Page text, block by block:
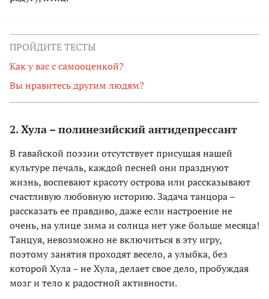
ПРОЙДИТЕ ТЕСТЫ
Как у вас с самооценкой?
Вы нравитесь другим людям?
2. Хула – полинезийский антидепрессант
В гавайской поэзии отсутствует присущая нашей
культуре печаль, каждой песней они празднуют
жизнь, воспевают красоту острова или рассказывают
счастливую любовную историю. Задача танцора –
рассказать ее правдиво, даже если настроение не
очень, на улице зима и солнца нет уже больше месяца!
Танцуя, невозможно не включиться в эту игру,
поэтому занятия проходят весело, а улыбка, без
которой Хула – не Хула, делает свое дело, пробуждая
мозг и тело к радостной активности.